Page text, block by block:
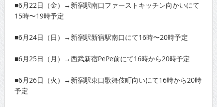
■6月22日（金）→新宿駅南口ファーストキッチン向かいにて
15時〜19時予定
■6月24日（日）→新宿駅新宿駅南口にて16時〜20時予定
■6月25日（月）→西武新宿PePe前にて16時から20時予定
■6月26日（火）→新宿駅東口歌舞伎町向いにて16時から20時
予定